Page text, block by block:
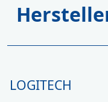
LOGITECH